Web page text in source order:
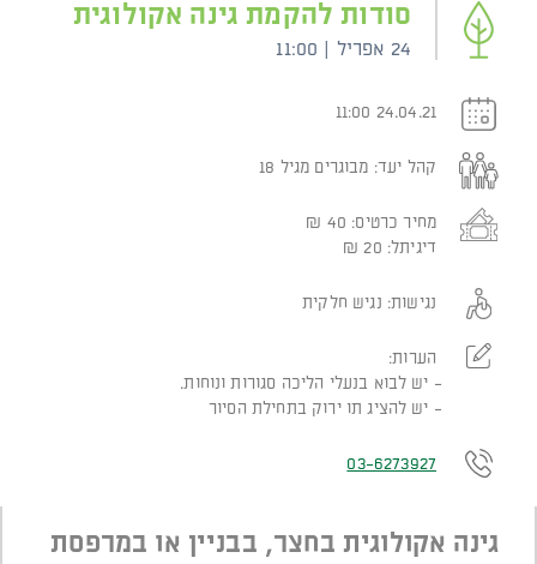
סודות להקמת גינה אקולוגית
24 אפריל | 11:00
24.04.21 11:00
קהל יעד: מבוגרים מגיל 18
מחיר כרטיס:
₪
דיגיתל:
₪
נגישות: נגיש חלקית
הערות:
יש לבוא בנעלי הליכה סגורות ונוחות.
יש להציג תו ירוק בתחילת הסיור
03-6273927
גינה אקולוגית בחצר, בבניין או במרפסת